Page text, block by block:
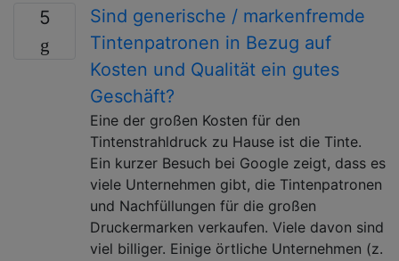
5
Sind generische / markenfremde
Tintenpatronen in Bezug auf
Kosten und Qualität ein gutes
Geschäft?
Eine der großen Kosten für den
Tintenstrahldruck zu Hause ist die Tinte.
Ein kurzer Besuch bei Google zeigt, dass es
viele Unternehmen gibt, die Tintenpatronen
und Nachfüllungen für die großen
Druckermarken verkaufen. Viele davon sind
viel billiger. Einige örtliche Unternehmen (z.